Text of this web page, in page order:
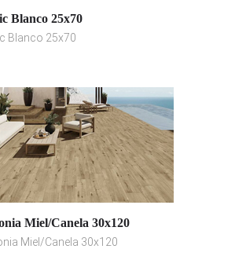
Blanco 25x70
Blanco 25x70
Miel/Canela 30x120
Miel/Canela 30x120